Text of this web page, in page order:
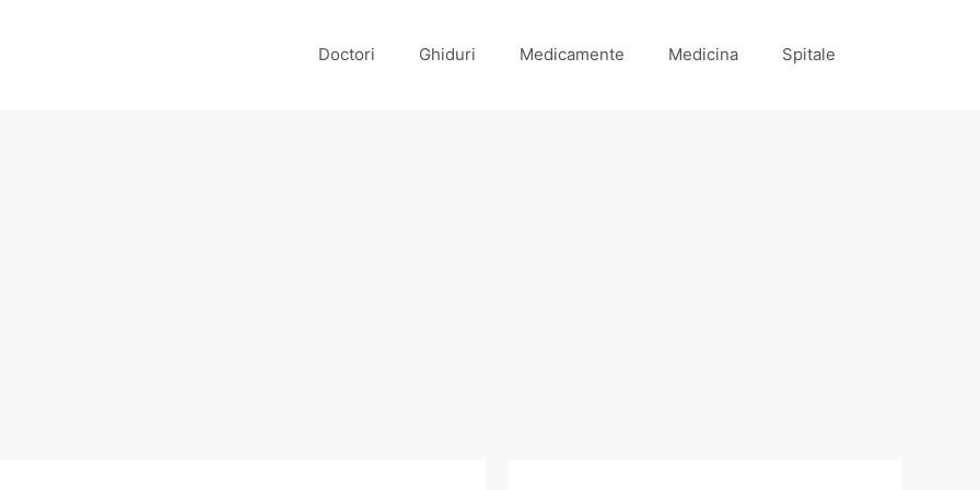
Doctori Ghiduri Medicamente Medicina Spitale